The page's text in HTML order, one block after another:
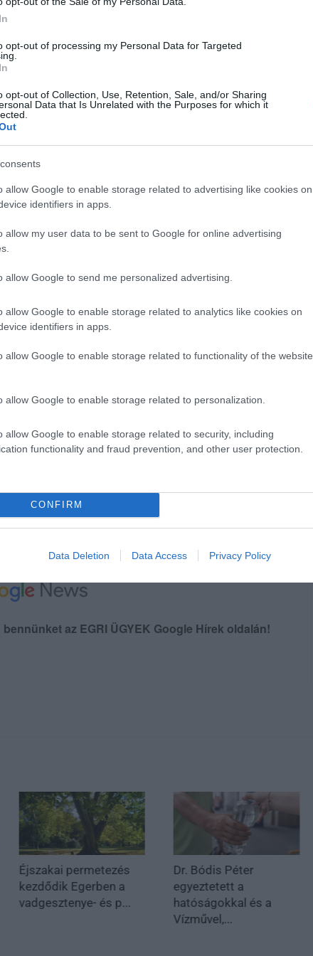
opt-out of processing my Personal Data for Targeted
opt-out of Collection, Use, Retention, Sale, and/or Sharing
Data that Is Unrelated with the Purposes for which it
allow Google to enable storage related to advertising like cookies on
identifiers in apps.
allow my user data to be sent to Google for online advertising
allow Google to send me personalized advertising.
allow Google to enable storage related to analytics like cookies on
identifiers in apps.
allow Google to enable storage related to functionality of the website
allow Google to enable storage related to personalization.
allow Google to enable storage related to security, including
functionality and fraud prevention, and other user protection.
CONFIRM
Data Deletion Data Access Privacy Policy
üzemegység-vezetője a televízió
munkálatokat végeztek, de
egy régebbi javítást fedeztek fel. Mint
a felmerülő problémával, de a cégek
Heves Megyei Vízmű Zrt. szívesen segít
EGRI TÁRSASHÁZBAN
nem automatikusan indítja a fűtést.
az EGRI ÜGYEK Google Hírek oldalán!
Éjszakai permetezés
kezdődik Egerben a
vadgesztenye- és p...
Dr. Bódis Péter
egyeztetett a
hatóságokkal és a
Vízművel,...